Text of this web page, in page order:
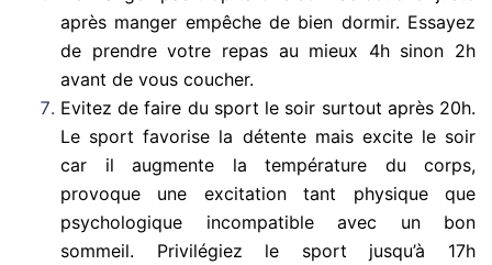
après manger empêche de bien dormir. Essayez
de prendre votre repas au mieux 4h sinon 2h
avant de vous coucher.
Evitez de faire du sport le soir surtout après 20h.
Le sport favorise la détente mais excite le soir
car il augmente la température du corps,
provoque une excitation tant physique que
psychologique incompatible avec un bon
sommeil. Privilégiez le sport jusqu’à 17h